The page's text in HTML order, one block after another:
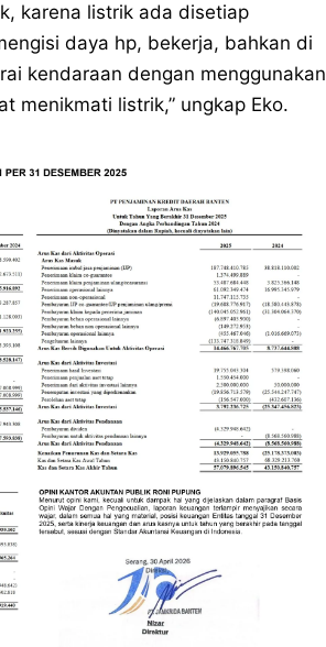
karena listrik ada disetiap
daya hp, bekerja, bahkan di
kendaraan dengan menggunakan
menikmati listrik,” ungkap Eko.